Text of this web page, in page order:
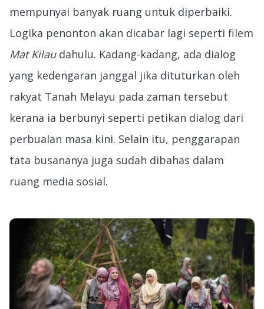
mempunyai banyak ruang untuk diperbaiki.
Logika penonton akan dicabar lagi seperti filem
Mat Kilaudahulu. Kadang-kadang, ada dialog
yang kedengaran janggal jika dituturkan oleh
rakyat Tanah Melayu pada zaman tersebut
kerana ia berbunyi seperti petikan dialog dari
perbualan masa kini. Selain itu, penggarapan
tata busananya juga sudah dibahas dalam
ruang media sosial.